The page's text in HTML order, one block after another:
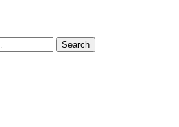
Search